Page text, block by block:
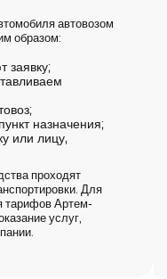
автовозом
образом:
заявку;
назначения;
или лицу,
проходят
Для
тарифов Артем-
услуг,